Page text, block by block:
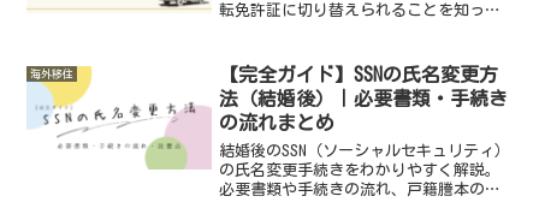
転免許証に切り替えられることを知って
ことで、現地の運転免許証に切り替える
ことができるのです...
海外移住
【完全ガイド】SSNの氏名変更方
法（結婚後）｜必要書類・手続き
の流れまとめ
結婚後のSSN（ソーシャルセキュリティ）
の氏名変更手続きをわかりやすく解説。
必要書類や手続きの流れ、戸籍謄本の注